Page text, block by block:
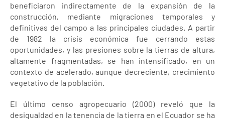
beneficiaron indirectamente de la expansión de la
construcción, mediante migraciones temporales y
definitivas del campo a las principales ciudades. A partir
de 1982 la crisis económica fue cerrando estas
oportunidades, y las presiones sobre la tierras de altura,
altamente fragmentadas, se han intensificado, en un
contexto de acelerado, aunque decreciente, crecimiento
vegetativo de la población.
El último censo agropecuario (2000) reveló que la
desigualdad en la tenencia de la tierra en el Ecuador se ha